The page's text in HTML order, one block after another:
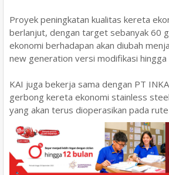
Proyek peningkatan kualitas kereta
berlanjut, dengan target sebanyak 60
ekonomi berhadapan akan diubah
new generation versi modifikasi hingga
KAI juga bekerja sama dengan PT
gerbong kereta ekonomi stainless
yang akan terus dioperasikan pada